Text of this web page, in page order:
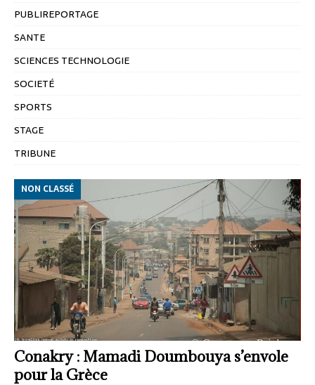
PUBLIREPORTAGE
SANTE
SCIENCES TECHNOLOGIE
SOCIETÉ
SPORTS
STAGE
TRIBUNE
Conakry : Mamadi Doumbouya s’envole
pour la Grèce
NON CLASSÉ